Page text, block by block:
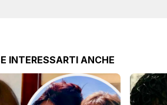
INTERESSARTI ANCHE